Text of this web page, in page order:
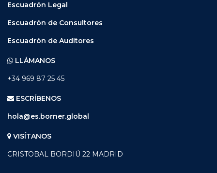
Escuadrón Legal
Escuadrón de Consultores
Escuadrón de Auditores
LLÁMANOS
+34 969 87 25 45
ESCRÍBENOS
hola@es.borner.global
VISÍTANOS
CRISTOBAL BORDIÚ 22 MADRID